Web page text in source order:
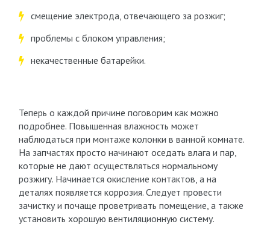
смещение электрода, отвечающего за розжиг;
проблемы с блоком управления;
некачественные батарейки.
Теперь о каждой причине поговорим как можно
подробнее. Повышенная влажность может
наблюдаться при монтаже колонки в ванной комнате.
На запчастях просто начинают оседать влага и пар,
которые не дают осуществляться нормальному
розжигу. Начинается окисление контактов, а на
деталях появляется коррозия. Следует провести
зачистку и почаще проветривать помещение, а также
установить хорошую вентиляционную систему.